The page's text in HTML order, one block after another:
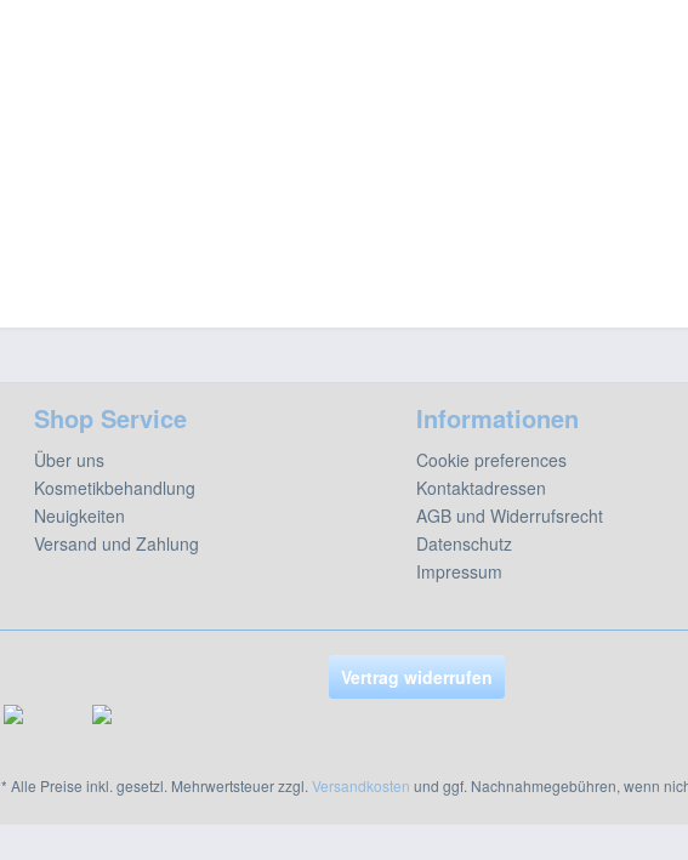
Shop Service
Über uns
Kosmetikbehandlung
Neuigkeiten
Versand und Zahlung
Informationen
Cookie preferences
Kontaktadressen
AGB und Widerrufsrecht
Datenschutz
Impressum
Vertrag widerrufen
* Alle Preise inkl. gesetzl. Mehrwertsteuer zzgl. Versandkosten und ggf. Nachnahmegebühren, wenn